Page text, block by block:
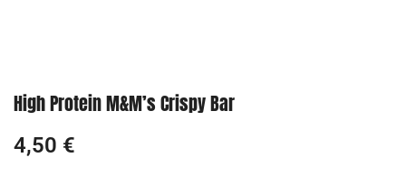
High Protein M&M’s Crispy Bar
4,50 €